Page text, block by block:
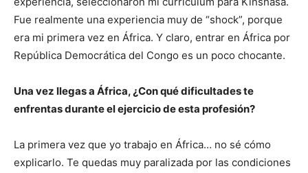
Fue realmente una experiencia muy de “shock”, porque
era mi primera vez en África. Y claro, entrar en África por
República Democrática del Congo es un poco chocante.
Una vez llegas a África, ¿Con qué dificultades te
enfrentas durante el ejercicio de esta profesión?
La primera vez que yo trabajo en África… no sé cómo
explicarlo. Te quedas muy paralizada por las condiciones